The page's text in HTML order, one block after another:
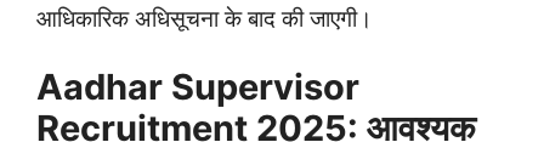
आधिकारिक अधिसूचना के बाद की जाएगी।
Aadhar Supervisor
Recruitment 2025: आवश्यक